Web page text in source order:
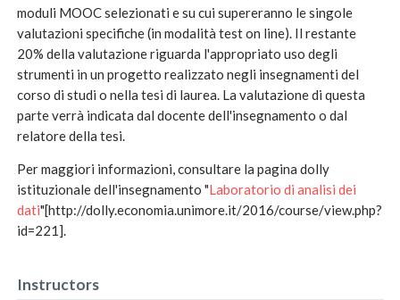
moduli MOOC selezionati e su cui supereranno le singole
valutazioni specifiche (in modalità test on line). Il restante
20% della valutazione riguarda l'appropriato uso degli
strumenti in un progetto realizzato negli insegnamenti del
corso di studi o nella tesi di laurea. La valutazione di questa
parte verrà indicata dal docente dell'insegnamento o dal
relatore della tesi.
Per maggiori informazioni, consultare la pagina dolly
istituzionale dell'insegnamento "Laboratorio di analisi dei
dati"[http://dolly.economia.unimore.it/2016/course/view.php?
id=221].
Instructors